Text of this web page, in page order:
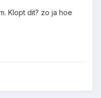
Klopt dit? zo ja hoe